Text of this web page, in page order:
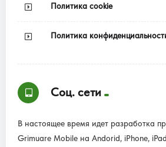
Политика cookie
Политика
Соц. сети
В настоящее время идет разработка
Grimuare Mobile на Andorid, iPhone,